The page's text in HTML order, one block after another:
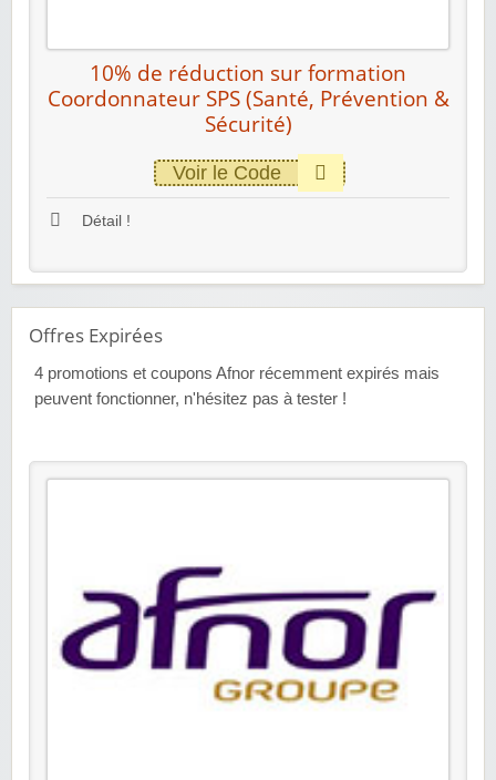
10% de réduction sur formation
Coordonnateur SPS (Santé, Prévention &
Sécurité)
Voir le Code
Détail !
Offres Expirées
4 promotions et coupons Afnor récemment expirés mais
peuvent fonctionner, n'hésitez pas à tester !